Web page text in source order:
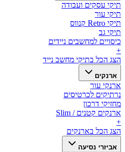
תיקי עסקים ועבודה
תיקי עור
תיקי Retro קנווס
תיקי גב
כיסויים למחשבים ניידים
+
הצג הכל בתיקי מחשב נייד
ארנקים
ארנקי עור
נרתיקים לכרטיסים
מחזיקי דרכון
ארנקים קטנים / Slim
+
הצג הכל בארנקים
אביזרי נסיעה